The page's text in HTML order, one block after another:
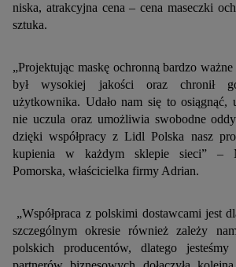
niska, atrakcyjna cena – cena maseczki
sztuka.
„Projektując maskę ochronną bardzo
był wysokiej jakości oraz chronił
użytkownika. Udało nam się to osiągnąć,
nie uczula oraz umożliwia swobodne
dzięki współpracy z Lidl Polska nasz
kupienia w każdym sklepie sieci” –
Pomorska, właścicielka firmy Adrian.
„Współpraca z polskimi dostawcami jest
szczególnym okresie również zależy
polskich producentów, dlatego